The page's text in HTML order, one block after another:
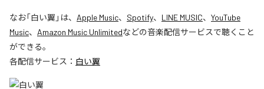
なお「白い翼 」は、 Apple Music、 Spotify、 LINE MUSIC、 YouTube
Music、 Amazon Music Unlimitedなどの音楽配信サービスで聴くこと
ができる。
各配信サービス： 白い翼